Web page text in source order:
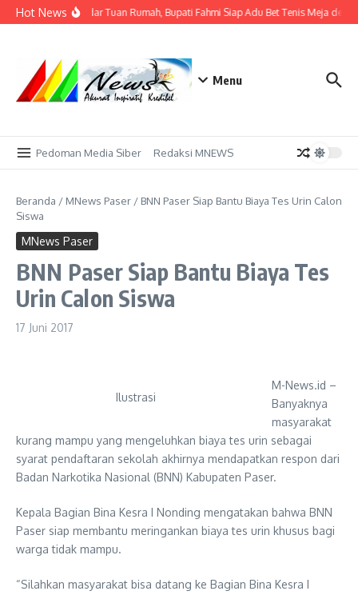
Lewati ke konten
Hot NewsTak Sekadar Tuan Rumah, Bupati Fahmi Siap Adu Bet Tenis Meja
Menu
Pedoman Media Siber Redaksi MNEWS
Beranda / MNews Paser / BNN Paser Siap Bantu Biaya Tes Urin Calon
Siswa
MNews Paser
BNN Paser Siap Bantu Biaya Tes
Urin Calon Siswa
17 Juni 2017
Ilustrasi
M-News.id –
Banyaknya
masyarakat
kurang mampu yang mengeluhkan biaya tes urin sebagai
syarat pendaftaran sekolah akhirnya mendapatkan respon dari
Badan Narkotika Nasional (BNN) Kabupaten Paser.
Kepala Bagian Bina Kesra I Nonding mengatakan bahwa BNN
Paser siap membantu meringankan biaya tes urin khusus bagi
warga tidak mampu.
“Silahkan masyarakat bisa datang ke Bagian Bina Kesra I